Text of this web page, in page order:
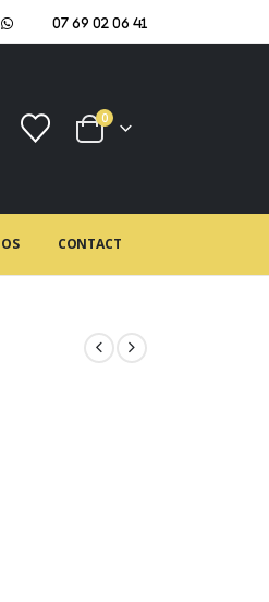
07 69 02 06 41
0
CONTACT